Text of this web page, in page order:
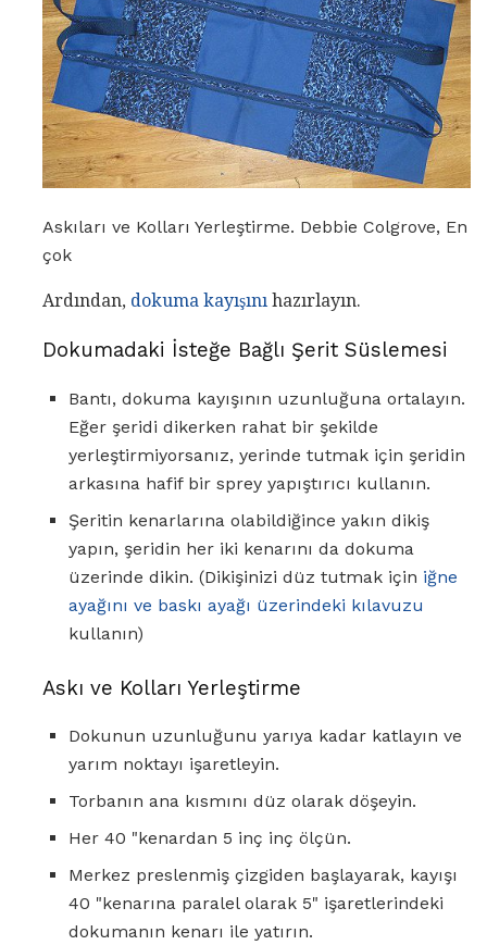
Askıları ve Kolları Yerleştirme. Debbie Colgrove, En
çok
Ardından, dokuma kayışını hazırlayın.
Dokumadaki İsteğe Bağlı Şerit Süslemesi
Bantı, dokuma kayışının uzunluğuna ortalayın.
Eğer şeridi dikerken rahat bir şekilde
yerleştirmiyorsanız, yerinde tutmak için şeridin
arkasına hafif bir sprey yapıştırıcı kullanın.
Şeritin kenarlarına olabildiğince yakın dikiş
yapın, şeridin her iki kenarını da dokuma
üzerinde dikin. (Dikişinizi düz tutmak için iğne
ayağını ve baskı ayağı üzerindeki kılavuzu
kullanın)
Askı ve Kolları Yerleştirme
Dokunun uzunluğunu yarıya kadar katlayın ve
yarım noktayı işaretleyin.
Torbanın ana kısmını düz olarak döşeyin.
Her 40 "kenardan 5 inç inç ölçün.
Merkez preslenmiş çizgiden başlayarak, kayışı
40 "kenarına paralel olarak 5" işaretlerindeki
dokumanın kenarı ile yatırın.